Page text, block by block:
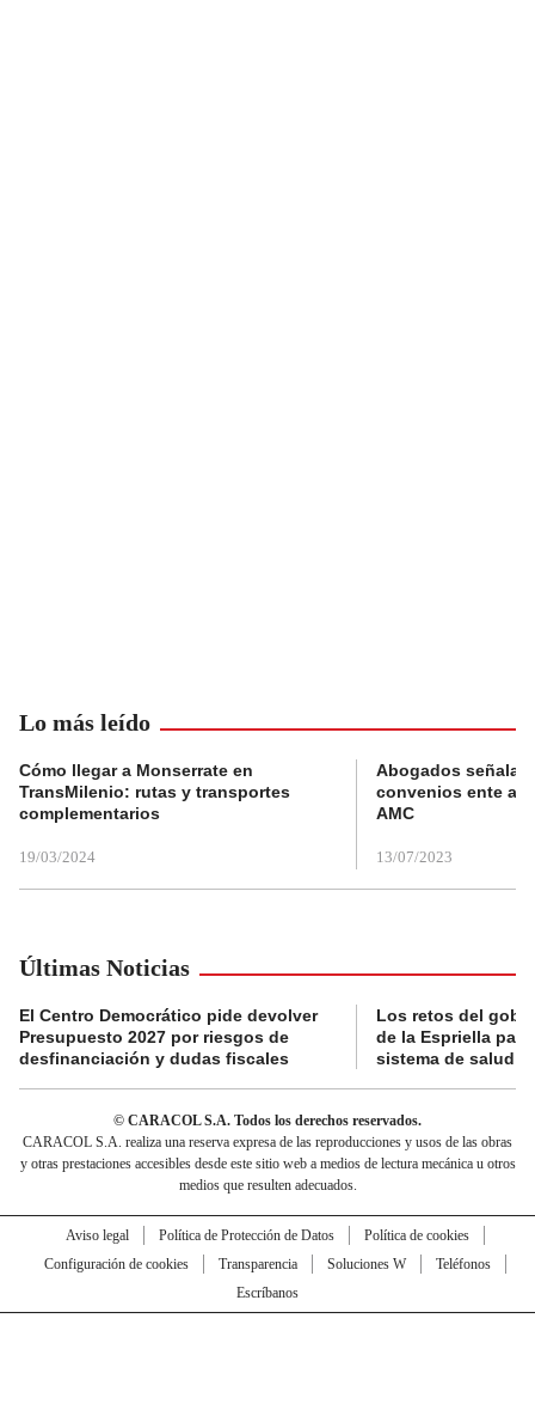
Lo más leído
Cómo llegar a Monserrate en
TransMilenio: rutas y transportes
complementarios
19/03/2024
Abogados
convenios ente
AMC
13/07/2023
Últimas Noticias
El Centro Democrático pide devolver
Presupuesto 2027 por riesgos de
desfinanciación y dudas fiscales
Los retos del
de la Espriella
sistema de salud
© CARACOL S.A. Todos los derechos reservados.
CARACOL S.A. realiza una reserva expresa de las reproducciones y usos de las obras
y otras prestaciones accesibles desde este sitio web a medios de lectura mecánica u otros
medios que resulten adecuados.
Aviso legal Política de Protección de Datos
Política de cookies
Configuración de cookies
Transparencia Soluciones W
Teléfonos
Escríbanos